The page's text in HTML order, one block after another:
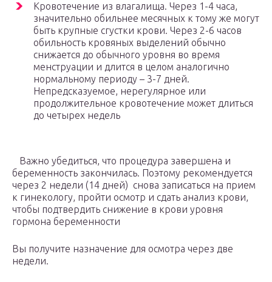
Кровотечение из влагалища. Через 1-4 часа,
значительно обильнее месячных к тому же могут
быть крупные сгустки крови. Через 2-6 часов
обильность кровяных выделений обычно
снижается до обычного уровня во время
менструации и длится в целом аналогично
нормальному периоду – 3-7 дней.
Непредсказуемое, нерегулярное или
продолжительное кровотечение может длиться
до четырех недель
Важно убедиться, что процедура завершена и
беременность закончилась. Поэтому рекомендуется
через 2 недели (14 дней) снова записаться на прием
к гинекологу, пройти осмотр и сдать анализ крови,
чтобы подтвердить снижение в крови уровня
гормона беременности
Вы получите назначение для осмотра через две
недели.